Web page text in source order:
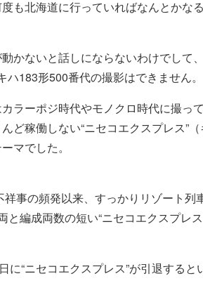
も北海道に行っていればなんとかな
かないと話しにならないわけでして
183形500番代の撮影はできません。
ラーポジ時代やモノクロ時代に撮っ
ど稼働しない“ニセコエクスプレス”
マでした。
事の頻発以来、すっかりリゾート
と編成両数の短い“ニセコエクスプレ
に“ニセコエクスプレス”が引退すると